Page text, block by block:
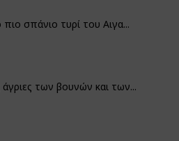
πιο σπάνιο τυρί του Αιγα...
άγριες των βουνών και των...